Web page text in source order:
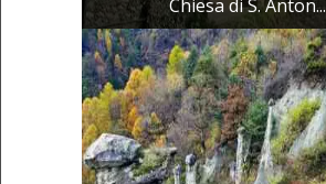
Chiesa di S. Anton...